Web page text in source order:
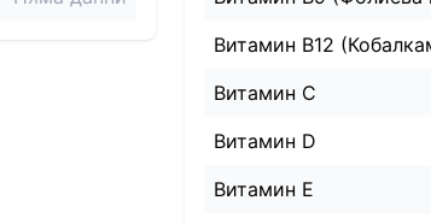
Витамин B12
Витамин C
Витамин D
Витамин E